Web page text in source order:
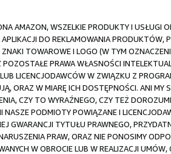
AMAZON, WSZELKIE PRODUKTY I USŁUGI
DO REKLAMOWANIA PRODUKTÓW,
TOWAROWE I LOGO (W TYM
PRAWA WŁASNOŚCI
LICENCJODAWCÓW W ZWIĄZKU Z
ORAZ W MIARĘ ICH DOSTĘPNOŚCI. ANI
CZY TO WYRAŹNEGO, CZY TEŻ
NASZE PODMIOTY POWIĄZANE I
GWARANCJI TYTUŁU PRAWNEGO,
PRAW, ORAZ NIE PONOSIMY
W OBROCIE LUB W REALIZACJI